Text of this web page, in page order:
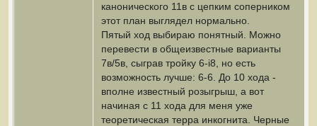
канонического 11в с цепким соперником
этот план выглядел нормально.
Пятый ход выбираю понятный. Можно
перевести в общеизвестные варианты
7в/5в, сыграв тройку 6-i8, но есть
возможность лучше: 6-6. До 10 хода -
вполне известный розыгрыш, а вот
начиная с 11 хода для меня уже
теоретическая терра инкогнита. Черные